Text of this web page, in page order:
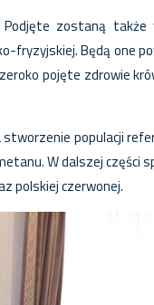
Podjęte zostaną także
fryzyjskiej. Będą one
pojęte zdrowie
populacji
W dalszej części
polskiej czerwonej.